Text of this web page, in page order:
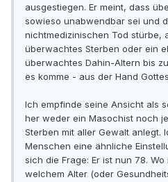
ausgestiegen. Er meint, dass
sowieso unabwendbar sei und
nichtmedizinischen Tod stürbe,
überwachtes Sterben oder ein
überwachtes Dahin-Altern bis
es komme - aus der Hand
Ich empfinde seine Ansicht als
her weder ein Masochist noch
Sterben mit aller Gewalt anlegt.
Menschen eine ähnliche
sich die Frage: Er ist nun 78.
welchem Alter (oder